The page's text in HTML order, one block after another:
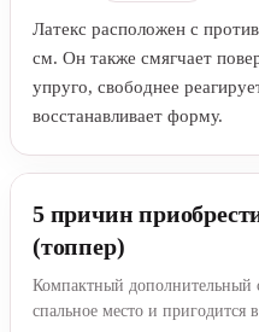
Латекс расположен с
см. Он также смягчает
упруго, свободнее
восстанавливает форму.
5 причин
(топпер)
Компактный дополнительный
спальное место и пригодится